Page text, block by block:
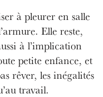
à pleurer en salle
Elle reste,
à l’implication
petite enfance, et
rêver, les inégalités
travail.